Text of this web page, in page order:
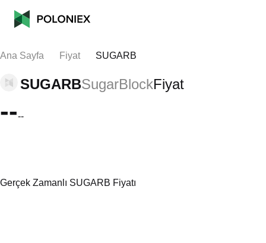
Ana Sayfa Fiyat SUGARB
SUGARBSugarBlockFiyat
----
Gerçek Zamanlı SUGARB Fiyatı